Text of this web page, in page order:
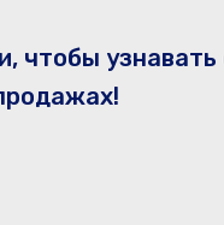
чтобы узнавать